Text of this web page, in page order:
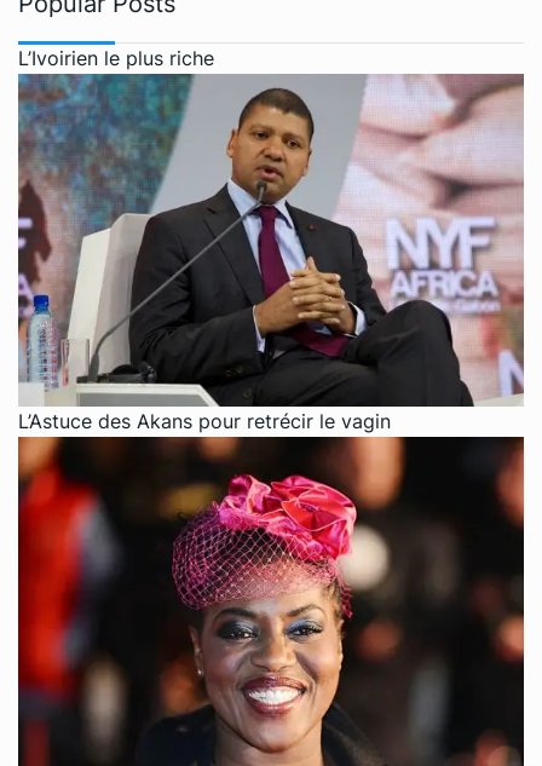
L’Ivoirien le plus riche
L’Astuce des Akans pour retrécir le vagin